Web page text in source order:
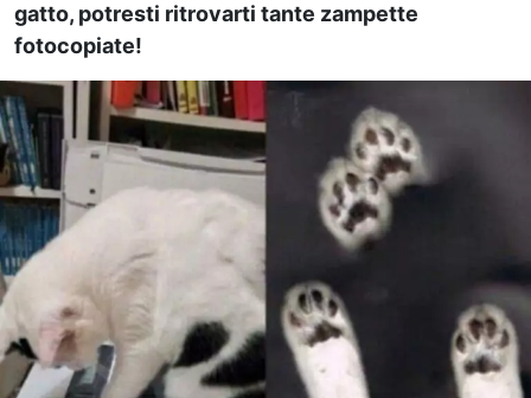
gatto, potresti ritrovarti tante zampette
fotocopiate!